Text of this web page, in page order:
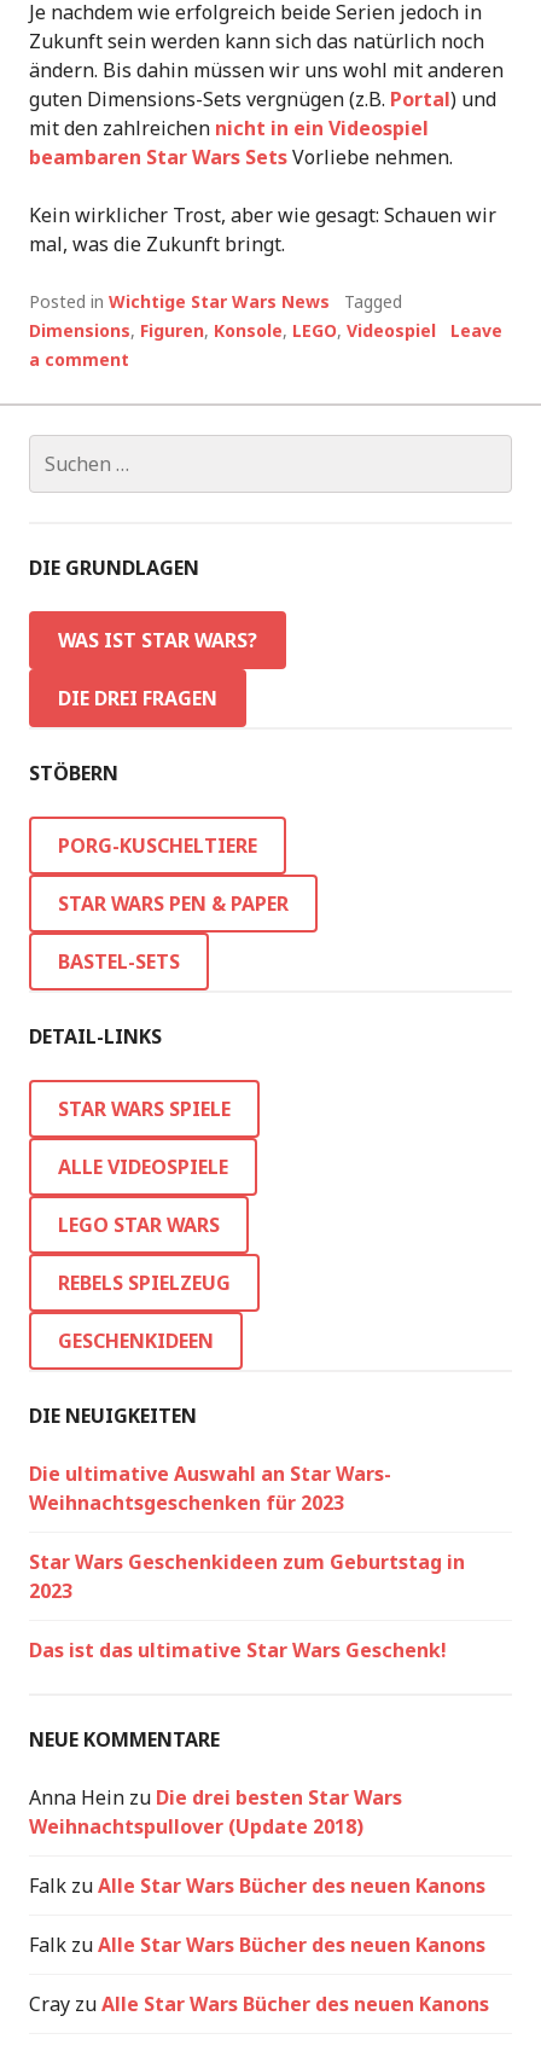
Je nachdem wie erfolgreich beide Serien jedoch in
Zukunft sein werden kann sich das natürlich noch
ändern. Bis dahin müssen wir uns wohl mit anderen
guten Dimensions-Sets vergnügen (z.B. Portal) und
mit den zahlreichen nicht in ein Videospiel
beambaren Star Wars SetsVorliebe nehmen.
Kein wirklicher Trost, aber wie gesagt: Schauen wir
mal, was die Zukunft bringt.
Posted in Wichtige Star Wars News
Tagged
Dimensions, Figuren, Konsole, LEGO, Videospiel
Leave
a comment
nach:
DIE GRUNDLAGEN
WAS IST STAR WARS?
DIE DREI FRAGEN
STÖBERN
PORG-KUSCHELTIERE
STAR WARS PEN & PAPER
BASTEL-SETS
DETAIL-LINKS
STAR WARS SPIELE
ALLE VIDEOSPIELE
LEGO STAR WARS
REBELS SPIELZEUG
GESCHENKIDEEN
DIE NEUIGKEITEN
Die ultimative Auswahl an Star Wars-
Weihnachtsgeschenken für 2023
Star Wars Geschenkideen zum Geburtstag in
2023
Das ist das ultimative Star Wars Geschenk!
NEUE KOMMENTARE
Anna Hein zu Die drei besten Star Wars
Weihnachtspullover (Update 2018)
Falk zuAlle Star Wars Bücher des neuen Kanons
Falk zuAlle Star Wars Bücher des neuen Kanons
Cray zuAlle Star Wars Bücher des neuen Kanons